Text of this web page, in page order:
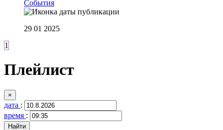
События
29 01 2025
1
Плейлист
×
дата :
время :